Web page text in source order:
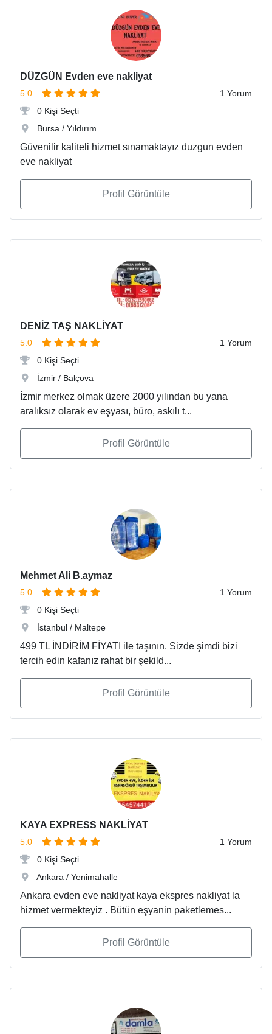
DÜZGÜN Evden eve nakliyat
5.0
1 Yorum
0 Kişi Seçti
Bursa / Yıldırım
Güvenilir kaliteli hizmet sınamaktayız duzgun evden
eve nakliyat
Profil Görüntüle
DENİZ TAŞ NAKLİYAT
5.0
1 Yorum
0 Kişi Seçti
İzmir / Balçova
İzmir merkez olmak üzere 2000 yılından bu yana
aralıksız olarak ev eşyası, büro, askılı t...
Profil Görüntüle
Mehmet Ali B.aymaz
5.0
1 Yorum
0 Kişi Seçti
İstanbul / Maltepe
499 TL İNDİRİM FİYATI ile taşının. Sizde şimdi bizi
tercih edin kafanız rahat bir şekild...
Profil Görüntüle
KAYA EXPRESS NAKLİYAT
5.0
1 Yorum
0 Kişi Seçti
Ankara / Yenimahalle
Ankara evden eve nakliyat kaya ekspres nakliyat la
hizmet vermekteyiz . Bütün eşyanin paketlemes...
Profil Görüntüle